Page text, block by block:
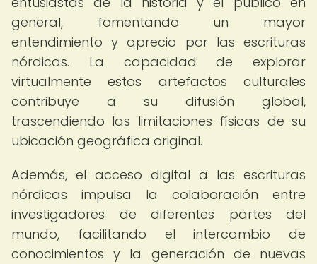
general, fomentando un mayor
entendimiento y aprecio por las escrituras
nórdicas. La capacidad de explorar
virtualmente estos artefactos culturales
contribuye a su difusión global,
trascendiendo las limitaciones físicas de su
ubicación geográfica original.
Además, el acceso digital a las escrituras
nórdicas impulsa la colaboración entre
investigadores de diferentes partes del
mundo, facilitando el intercambio de
conocimientos y la generación de nuevas